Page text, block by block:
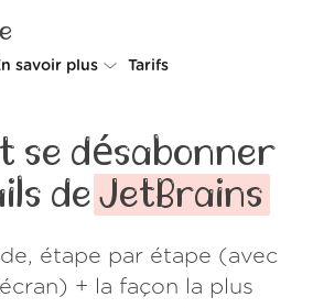
savoir plus
Comment ça fonctionne
Sécurité
Preuves d'amour
Tarifs
se désabonner
deJetBrains
étape par étape (avec
+ la façon la plus